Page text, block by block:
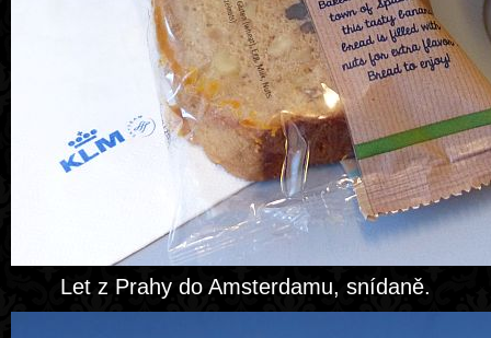
Let z Prahy do Amsterdamu, snídaně.